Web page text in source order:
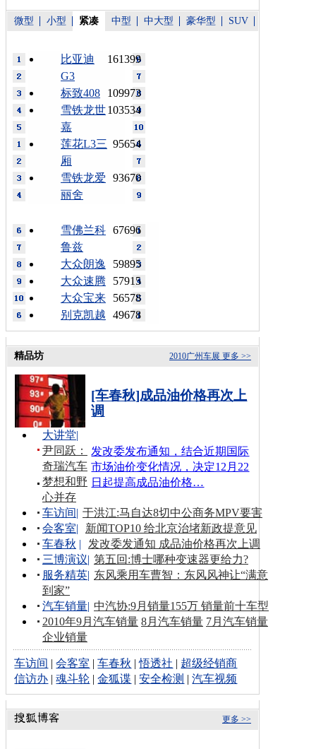
微型 小型 紧凑 中型 中大型 豪华型 SUV
161399
比亚迪
G3
109973
标致408
103534
雪铁龙世
嘉
95654
莲花L3三
厢
93670
雪铁龙爱
丽舍
67696
雪佛兰科
鲁兹
59895
大众朗逸
57915
大众速腾
56578
大众宝来
49678
别克凯越
更多 >>
2010广州车展
精品坊
[车春秋]成品油价格再次上
调
发改委发布通知，结合近期国际
市场油价变化情况，决定12月22
日起提高成品油价格…
大讲堂|
尹同跃：
奇瑞汽车
梦想和野
心并存
车访间| 于洪江:马自达8切中公商务MPV要害
会客室|
新闻TOP10 给北京治堵新政提意见
车春秋 |
发改委发通知 成品油价格再次上调
三博演议| 第五回:博士哪种变速器更给力?
服务精英| 东风乘用车曹智：东风风神让“满意
到家”
汽车销量| 中汽协:9月销量155万 销量前十车型
2010年9月汽车销量 8月汽车销量 7月汽车销量
企业销量
车访间 |会客室 |车春秋 |悟透社 | 超级经销商
信访办 |魂斗轮 |金狐谍 |安全检测 |汽车视频
更多 >>